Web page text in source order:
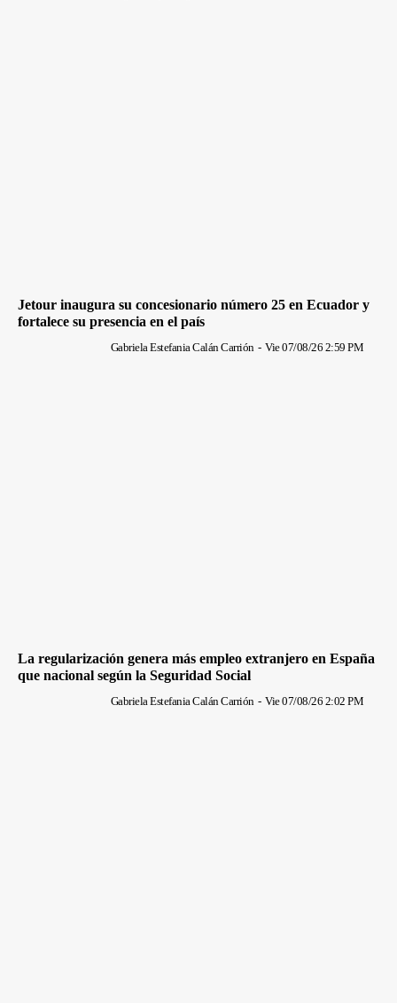
Jetour inaugura su concesionario número 25 en Ecuador y
fortalece su presencia en el país
Gabriela Estefania Calán Carrión - Vie 07/08/26 2:59 PM
La regularización genera más empleo extranjero en España
que nacional según la Seguridad Social
Gabriela Estefania Calán Carrión - Vie 07/08/26 2:02 PM